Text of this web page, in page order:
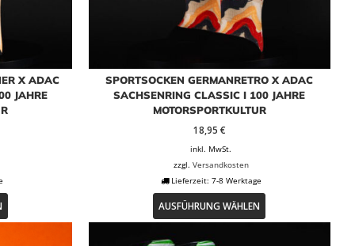
X ADAC
JAHRE
Dieses
weist
SPORTSOCKEN GERMANRETRO X ADAC
SACHSENRING CLASSIC I 100 JAHRE
MOTORSPORTKULTUR
18,95 €
inkl. MwSt.
zzgl. Versandkosten
Lieferzeit: 7-8 Werktage
AUSFÜHRUNG WÄHLEN
Dieses
weist